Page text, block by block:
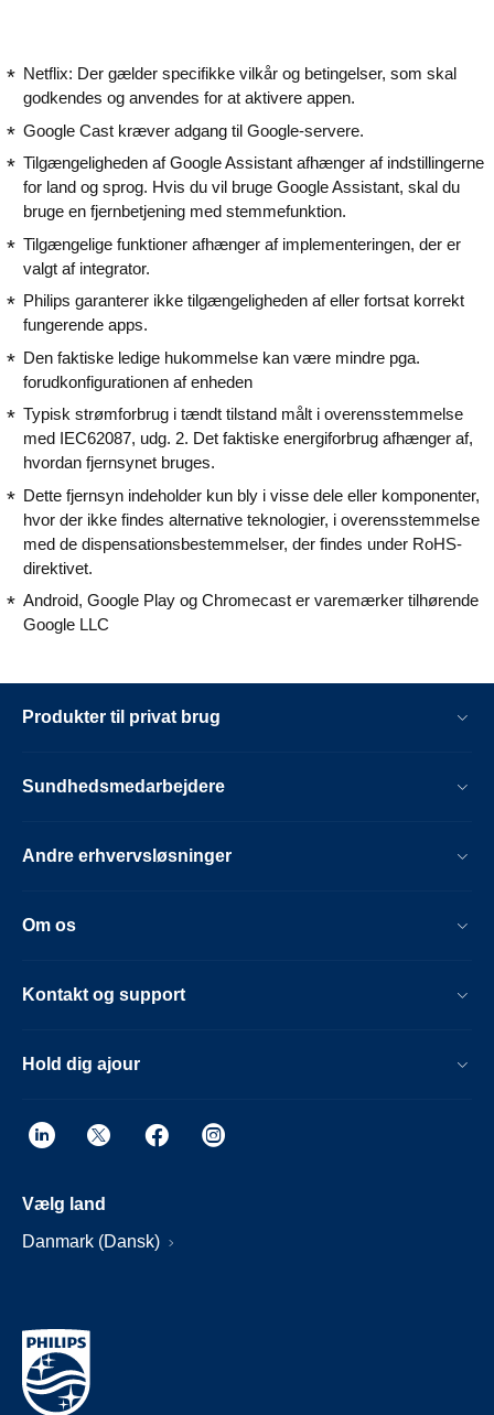
Netflix: Der gælder specifikke vilkår og betingelser, som skal
godkendes og anvendes for at aktivere appen.
Google Cast kræver adgang til Google-servere.
Tilgængeligheden af Google Assistant afhænger af indstillingerne
for land og sprog. Hvis du vil bruge Google Assistant, skal du
bruge en fjernbetjening med stemmefunktion.
Tilgængelige funktioner afhænger af implementeringen, der er
valgt af integrator.
Philips garanterer ikke tilgængeligheden af eller fortsat korrekt
fungerende apps.
Den faktiske ledige hukommelse kan være mindre pga.
forudkonfigurationen af enheden
Typisk strømforbrug i tændt tilstand målt i overensstemmelse
med IEC62087, udg. 2. Det faktiske energiforbrug afhænger af,
hvordan fjernsynet bruges.
Dette fjernsyn indeholder kun bly i visse dele eller komponenter,
hvor der ikke findes alternative teknologier, i overensstemmelse
med de dispensationsbestemmelser, der findes under RoHS-
direktivet.
Android, Google Play og Chromecast er varemærker tilhørende
Google LLC
Produkter til privat brug
Sundhedsmedarbejdere
Andre erhvervsløsninger
Om os
Kontakt og support
Hold dig ajour
Vælg land
Danmark (Dansk)